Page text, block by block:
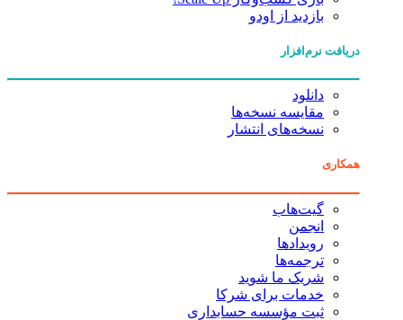
بازدید از اودو
دریافت نرم‌افزار
دانلود
مقایسه نسخه‌ها
نسخه‌های انتشار
همکاری
گیت‌هاب
انجمن
رویدادها
ترجمه‌ها
شریک ما شوید
خدمات برای شرکا
ثبت مؤسسه حسابداری